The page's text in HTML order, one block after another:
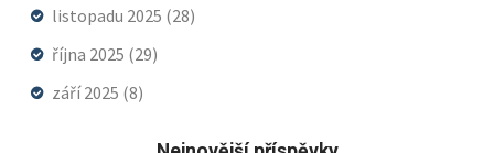
listopadu 2025 (28)
října 2025 (29)
září 2025 (8)